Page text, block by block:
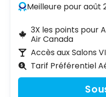
Meilleure pour août
3X les points pour
Air Canada
Accès aux Salons
Tarif Préférentiel